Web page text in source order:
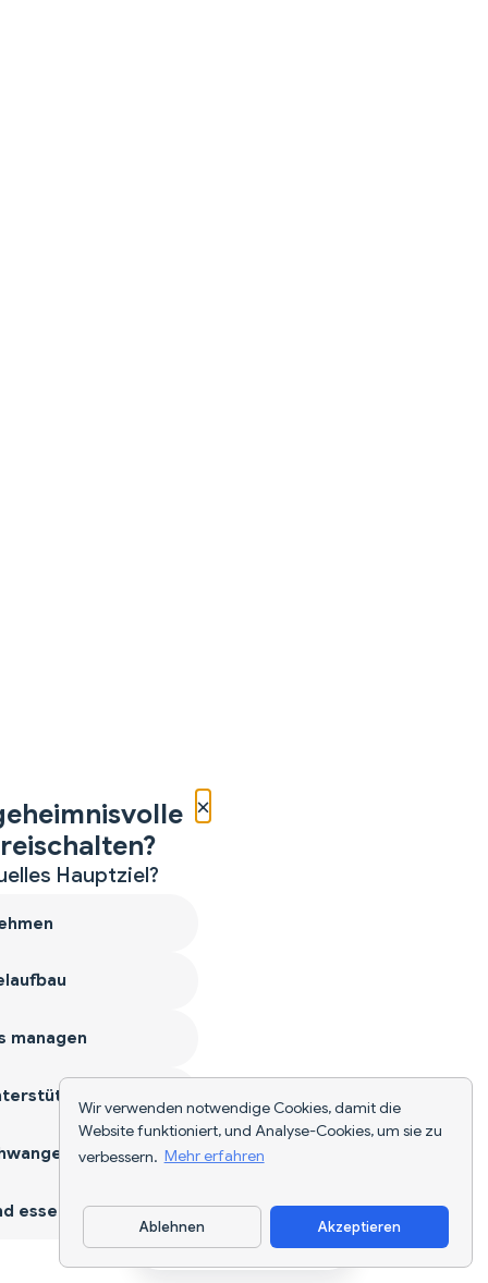
Wir verwenden notwendige Cookies, damit die
Website funktioniert, und Analyse-Cookies, um sie zu
verbessern. Mehr erfahren
Ablehnen Akzeptieren
App herunterladen
×
Hauptziel?
managen
essen